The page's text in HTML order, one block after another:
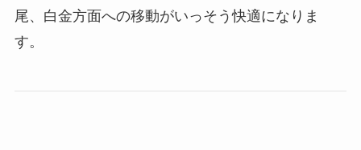
尾、白金方面への移動がいっそう快適になりま
す。